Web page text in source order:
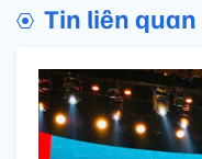
Tin liên quan